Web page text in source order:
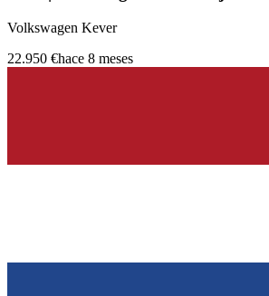
Volkswagen Kever
22.950 €hace 8 meses